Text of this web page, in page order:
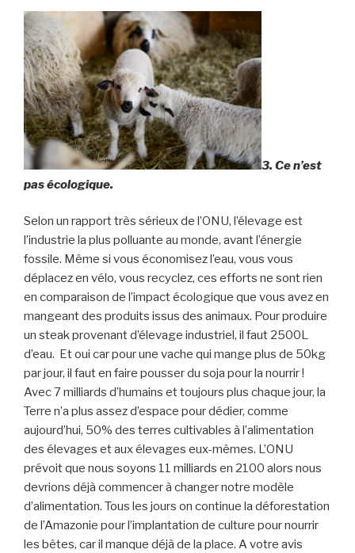
3. Ce n’est
pas écologique.
Selon un rapport très sérieux de l’ONU, l’élevage est
l’industrie la plus polluante au monde, avant l’énergie
fossile. Même si vous économisez l’eau, vous vous
déplacez en vélo, vous recyclez, ces efforts ne sont rien
en comparaison de l’impact écologique que vous avez en
mangeant des produits issus des animaux. Pour produire
un steak provenant d’élevage industriel, il faut 2500L
d’eau. Et oui car pour une vache qui mange plus de 50kg
par jour, il faut en faire pousser du soja pour la nourrir !
Avec 7 milliards d’humains et toujours plus chaque jour, la
Terre n’a plus assez d’espace pour dédier, comme
aujourd’hui, 50% des terres cultivables à l’alimentation
des élevages et aux élevages eux-mêmes. L’ONU
prévoit que nous soyons 11 milliards en 2100 alors nous
devrions déjà commencer à changer notre modèle
d’alimentation. Tous les jours on continue la déforestation
de l’Amazonie pour l’implantation de culture pour nourrir
les bêtes, car il manque déjà de la place. A votre avis